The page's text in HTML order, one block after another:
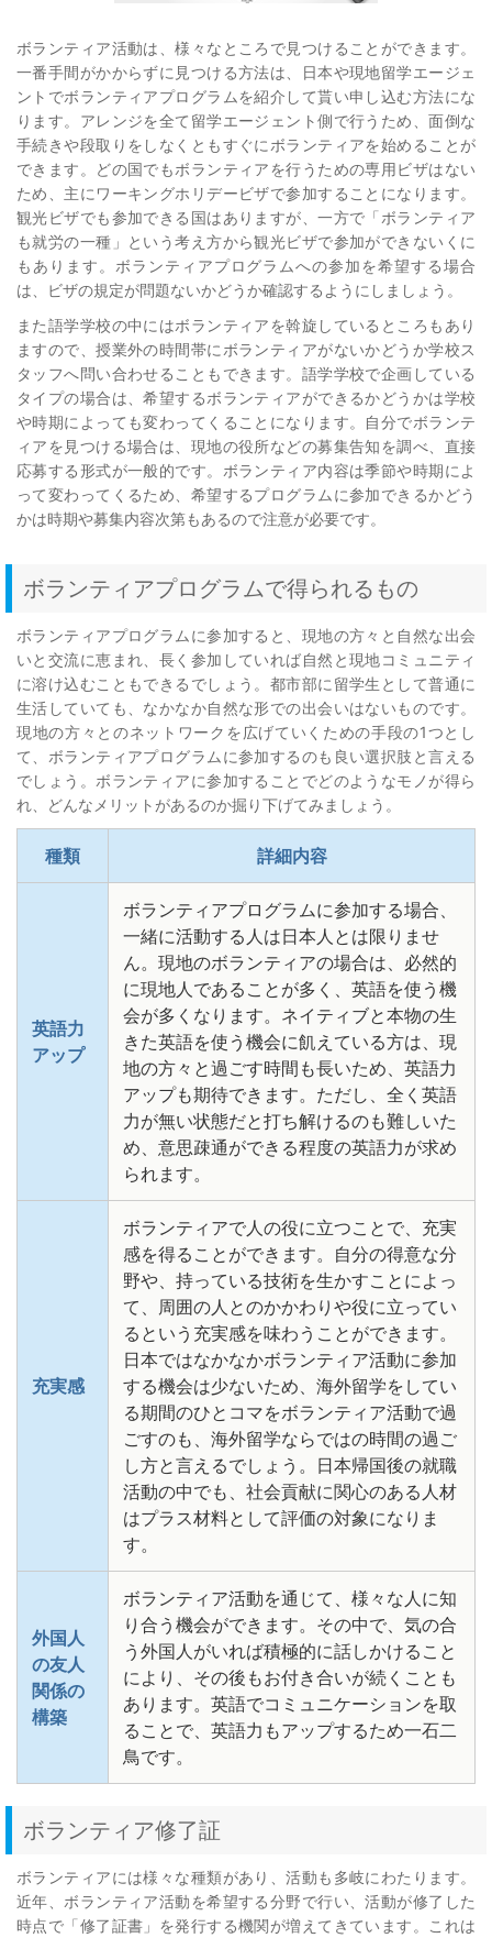
ボランティア活動は、様々なところで見つけることができます。
一番手間がかからずに見つける方法は、日本や現地留学エージェ
ントでボランティアプログラムを紹介して貰い申し込む方法にな
ります。アレンジを全て留学エージェント側で行うため、面倒な
手続きや段取りをしなくともすぐにボランティアを始めることが
できます。どの国でもボランティアを行うための専用ビザはない
ため、主にワーキングホリデービザで参加することになります。
観光ビザでも参加できる国はありますが、一方で「ボランティア
も就労の一種」という考え方から観光ビザで参加ができないくに
もあります。ボランティアプログラムへの参加を希望する場合
は、ビザの規定が問題ないかどうか確認するようにしましょう。
また語学学校の中にはボランティアを斡旋しているところもあり
ますので、授業外の時間帯にボランティアがないかどうか学校ス
タッフへ問い合わせることもできます。語学学校で企画している
タイプの場合は、希望するボランティアができるかどうかは学校
や時期によっても変わってくることになります。自分でボランテ
ィアを見つける場合は、現地の役所などの募集告知を調べ、直接
応募する形式が一般的です。ボランティア内容は季節や時期によ
って変わってくるため、希望するプログラムに参加できるかどう
かは時期や募集内容次第もあるので注意が必要です。
ボランティアプログラムで得られるもの
ボランティアプログラムに参加すると、現地の方々と自然な出会
いと交流に恵まれ、長く参加していれば自然と現地コミュニティ
に溶け込むこともできるでしょう。都市部に留学生として普通に
生活していても、なかなか自然な形での出会いはないものです。
現地の方々とのネットワークを広げていくための手段の1つとし
て、ボランティアプログラムに参加するのも良い選択肢と言える
でしょう。ボランティアに参加することでどのようなモノが得ら
れ、どんなメリットがあるのか掘り下げてみましょう。
種類 詳細内容
英語力
アップ
ボランティアプログラムに参加する場合、
一緒に活動する人は日本人とは限りませ
ん。現地のボランティアの場合は、必然的
に現地人であることが多く、英語を使う機
会が多くなります。ネイティブと本物の生
きた英語を使う機会に飢えている方は、現
地の方々と過ごす時間も長いため、英語力
アップも期待できます。ただし、全く英語
力が無い状態だと打ち解けるのも難しいた
め、意思疎通ができる程度の英語力が求め
られます。
充実感
ボランティアで人の役に立つことで、充実
感を得ることができます。自分の得意な分
野や、持っている技術を生かすことによっ
て、周囲の人とのかかわりや役に立ってい
るという充実感を味わうことができます。
日本ではなかなかボランティア活動に参加
する機会は少ないため、海外留学をしてい
る期間のひとコマをボランティア活動で過
ごすのも、海外留学ならではの時間の過ご
し方と言えるでしょう。日本帰国後の就職
活動の中でも、社会貢献に関心のある人材
はプラス材料として評価の対象になりま
す。
外国人
の友人
関係の
構築
ボランティア活動を通じて、様々な人に知
り合う機会ができます。その中で、気の合
う外国人がいれば積極的に話しかけること
により、その後もお付き合いが続くことも
あります。英語でコミュニケーションを取
ることで、英語力もアップするため一石二
鳥です。
ボランティア修了証
ボランティアには様々な種類があり、活動も多岐にわたります。
近年、ボランティア活動を希望する分野で行い、活動が修了した
時点で「修了証書」を発行する機関が増えてきています。これは